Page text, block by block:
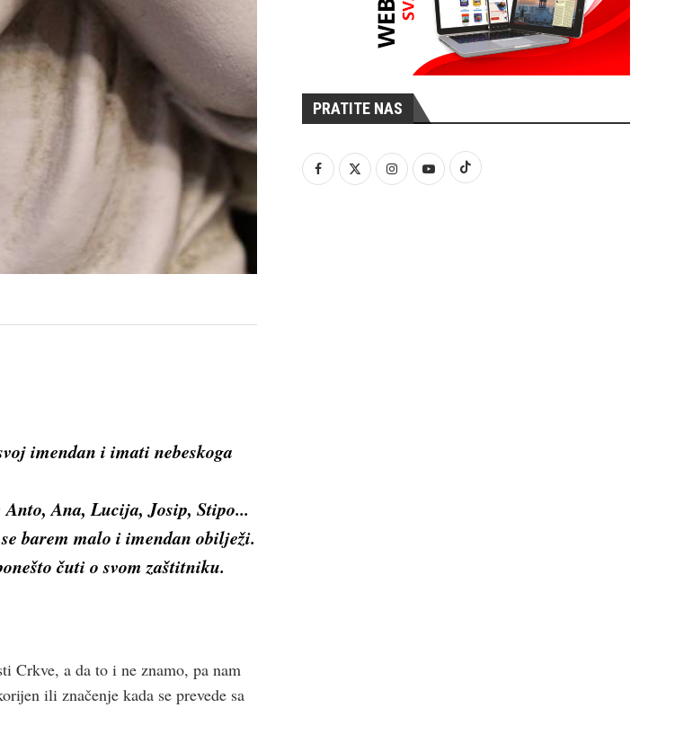
imendan i imati nebeskoga
Anto, Ana, Lucija, Josip, Stipo...
barem malo i imendan obilježi.
čuti o svom zaštitniku.
Crkve, a da to i ne znamo, pa nam
ili značenje kada se prevede sa
PRATITE NAS